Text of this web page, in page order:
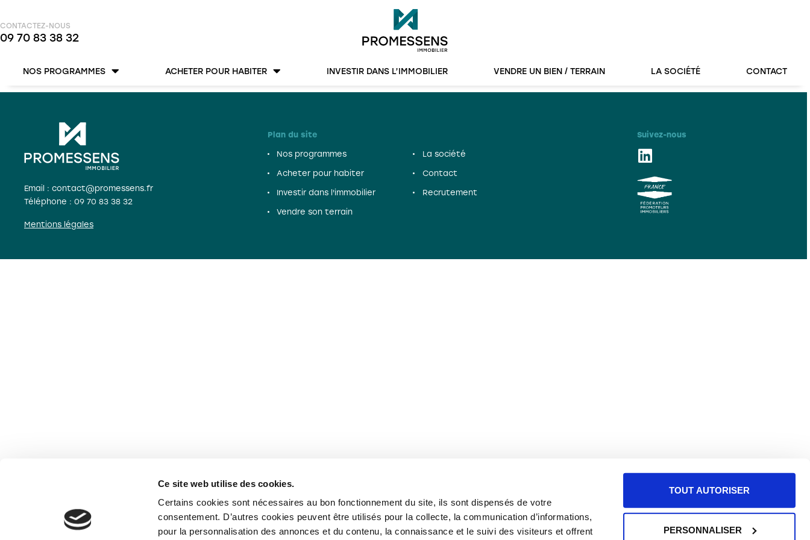
Ce site web utilise des cookies.
Certains cookies sont nécessaires au bon fonctionnement du site, ils sont dispensés de votre
consentement. D’autres cookies peuvent être utilisés pour la collecte, la communication d’informations,
pour la personnalisation des annonces et du contenu, la connaissance et le suivi des visiteurs et offrent
TOUT AUTORISER
PERSONNALISER
CONTACTEZ-NOUS
09 70 83 38 32
NOS PROGRAMMES ACHETER POUR HABITER INVESTIR DANS L’IMMOBILIER VENDRE UN BIEN / TERRAIN LA SOCIÉTÉ CONTACT
Email : contact@promessens.fr
Téléphone : 09 70 83 38 32
Mentions légales
Plan du site
Nos programmes
Acheter pour habiter
Investir dans l'immobilier
Vendre son terrain
La société
Contact
Recrutement
Suivez-nous